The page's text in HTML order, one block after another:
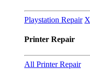
Playstation Repair
Printer Repair
All Printer Repair